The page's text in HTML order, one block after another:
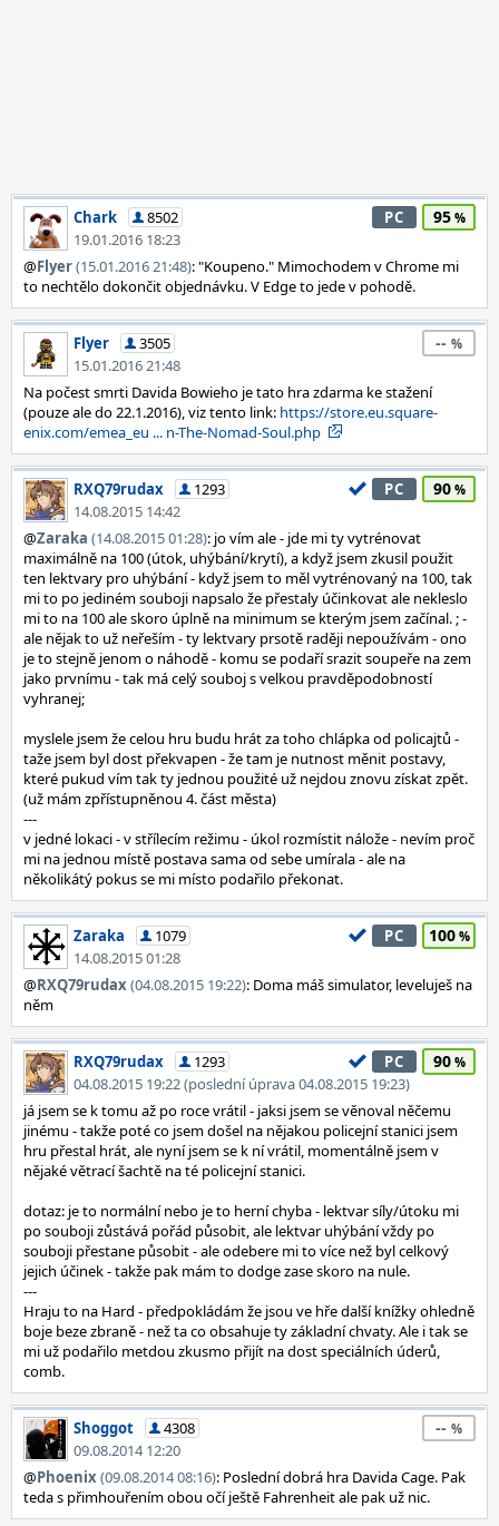
Chark
8502
19.01.2016 18:23
PC 95
@Flyer(15.01.2016 21:48): "Koupeno." Mimochodem v Chrome mi
to nechtělo dokončit objednávku. V Edge to jede v pohodě.
Flyer
3505
15.01.2016 21:48
--
Na počest smrti Davida Bowieho je tato hra zdarma ke stažení
(pouze ale do 22.1.2016), viz tento link: https://store.eu.square-
enix.com/emea_eu ... n-The-Nomad-Soul.php
RXQ79rudax
1293
14.08.2015 14:42
PC 90
@Zaraka (14.08.2015 01:28): jo vím ale - jde mi ty vytrénovat
maximálně na 100 (útok, uhýbání/krytí), a když jsem zkusil použit
ten lektvary pro uhýbání - když jsem to měl vytrénovaný na 100, tak
mi to po jediném souboji napsalo že přestaly účinkovat ale nekleslo
mi to na 100 ale skoro úplně na minimum se kterým jsem začínal. ; -
ale nějak to už neřeším - ty lektvary prsotě raději nepoužívám - ono
je to stejně jenom o náhodě - komu se podaří srazit soupeře na zem
jako prvnímu - tak má celý souboj s velkou pravděpodobností
vyhranej;
myslele jsem že celou hru budu hrát za toho chlápka od policajtů -
taže jsem byl dost překvapen - že tam je nutnost měnit postavy,
které pukud vím tak ty jednou použité už nejdou znovu získat zpět.
(už mám zpřístupněnou 4. část města)
---
v jedné lokaci - v střílecím režimu - úkol rozmístit nálože - nevím proč
mi na jednou místě postava sama od sebe umírala - ale na
několikátý pokus se mi místo podařilo překonat.
Zaraka
1079
14.08.2015 01:28
PC 100
@RXQ79rudax(04.08.2015 19:22): Doma máš simulator, leveluješ na
něm
RXQ79rudax
1293
04.08.2015 19:22 (poslední úprava 04.08.2015 19:23)
PC 90
já jsem se k tomu až po roce vrátil - jaksi jsem se věnoval něčemu
jinému - takže poté co jsem došel na nějakou policejní stanici jsem
hru přestal hrát, ale nyní jsem se k ní vrátil, momentálně jsem v
nějaké větrací šachtě na té policejní stanici.
dotaz: je to normální nebo je to herní chyba - lektvar síly/útoku mi
po souboji zůstává pořád působit, ale lektvar uhýbání vždy po
souboji přestane působit - ale odebere mi to více než byl celkový
jejich účinek - takže pak mám to dodge zase skoro na nule.
---
Hraju to na Hard - předpokládám že jsou ve hře další knížky ohledně
boje beze zbraně - než ta co obsahuje ty základní chvaty. Ale i tak se
mi už podařilo metdou zkusmo přijít na dost speciálních úderů,
comb.
Shoggot
4308
09.08.2014 12:20
--
@Phoenix(09.08.2014 08:16): Poslední dobrá hra Davida Cage. Pak
teda s přimhouřením obou očí ještě Fahrenheit ale pak už nic.